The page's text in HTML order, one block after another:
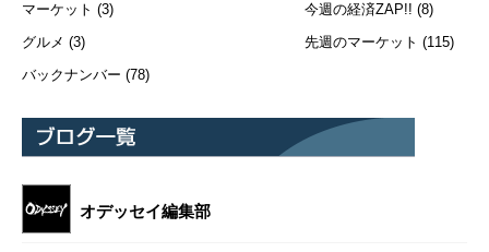
マーケット (3)
グルメ (3)
バックナンバー (78)
今週の経済ZAP!! (8)
先週のマーケット (115)
オデッセイ編集部